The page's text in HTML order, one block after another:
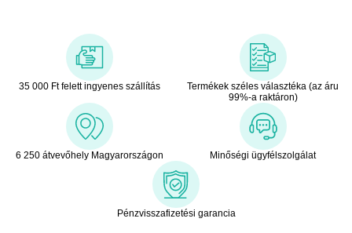
35 000 Ft felett ingyenes szállítás
Termékek széles választéka (az áru
99%-a raktáron)
6 250 átvevőhely Magyarországon Minőségi ügyfélszolgálat
Pénzvisszafizetési garancia